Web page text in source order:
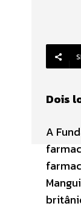
Dois
A